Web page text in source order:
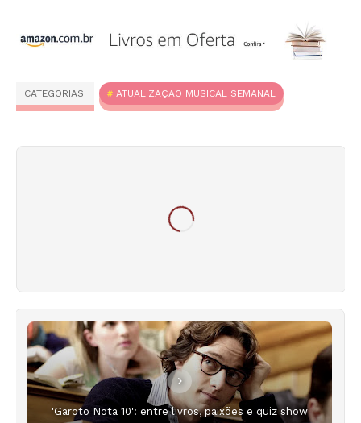
CATEGORIAS: ATUALIZAÇÃO MUSICAL SEMANAL
'Garoto Nota 10': entre livros, paixões e quiz show